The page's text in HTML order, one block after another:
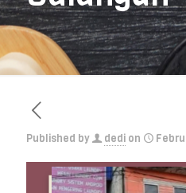
Published by dedi on